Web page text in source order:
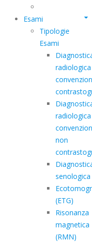
Esami
Tipologie
Esami
radiologica
radiologica
non
senologica
(ETG)
Risonanza
magnetica
(RMN)